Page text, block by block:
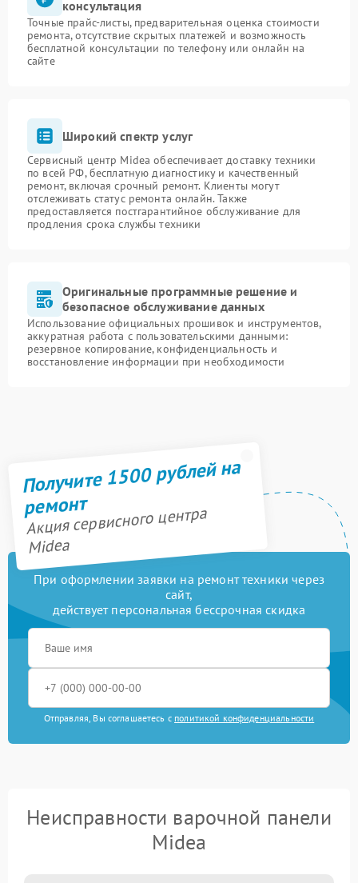
консультация
Точные прайс-листы, предварительная оценка стоимости
ремонта, отсутствие скрытых платежей и возможность
бесплатной консультации по телефону или онлайн на
сайте
Широкий спектр услуг
Сервисный центр Midea обеспечивает доставку техники
по всей РФ, бесплатную диагностику и качественный
ремонт, включая срочный ремонт. Клиенты могут
отслеживать статус ремонта онлайн. Также
предоставляется постгарантийное обслуживание для
продления срока службы техники
Оригинальные программные решение и
безопасное обслуживание данных
Использование официальных прошивок и инструментов,
аккуратная работа с пользовательскими данными:
резервное копирование, конфиденциальность и
восстановление информации при необходимости
Получите 1500 рублей на
ремонт
Акция сервисного центра
Midea
При оформлении заявки на ремонт техники через
сайт,
действует персональная бессрочная скидка
Отправляя, Вы соглашаетесь с политикой конфиденциальности
Неисправности варочной панели
Midea